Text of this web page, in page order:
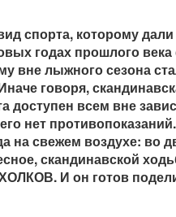
спорта, которому
годах прошлого
вне лыжного сезона
говоря,
доступен всем вне
нет
свежем воздухе: во
скандинавской
И он готов